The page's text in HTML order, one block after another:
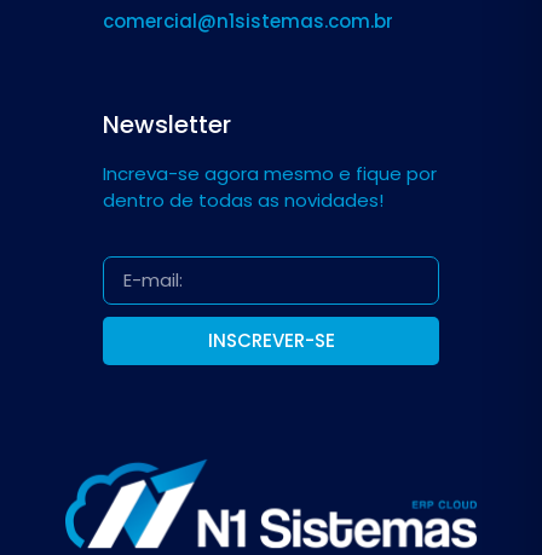
comercial@n1sistemas.com.br
Newsletter
Increva-se agora mesmo e fique por
dentro de todas as novidades!
INSCREVER-SE